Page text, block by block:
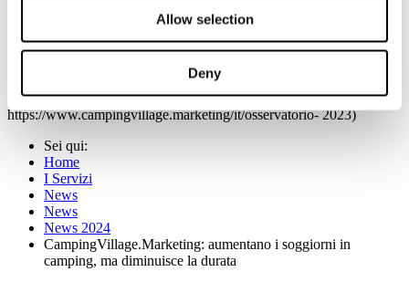
Allow selection
Deny
richieste degli ospiti. Il numero di componenti del nucleo familiare è
2023. Un trend in crescita dato dall’aumento del numero di bambini
per nucleo familiare in vacanza.
(Per maggiori informazioni:
https://www.campingvillage.marketing/it/osservatorio- 2023)
Sei qui:
Home
I Servizi
News
News
News 2024
CampingVillage.Marketing: aumentano i soggiorni in
camping, ma diminuisce la durata